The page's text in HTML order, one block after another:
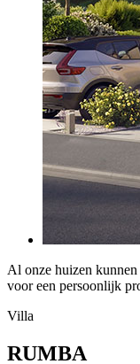
Al onze huizen kunnen
voor een persoonlijk
Villa
RUMBA